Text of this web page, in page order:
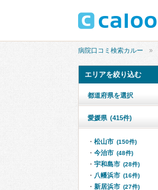
病院口コミ検索カルー
エリアを絞り込む
都道府県を選択
愛媛県 (415件)
松山市 (150件)
今治市 (48件)
宇和島市 (28件)
八幡浜市 (16件)
新居浜市 (27件)